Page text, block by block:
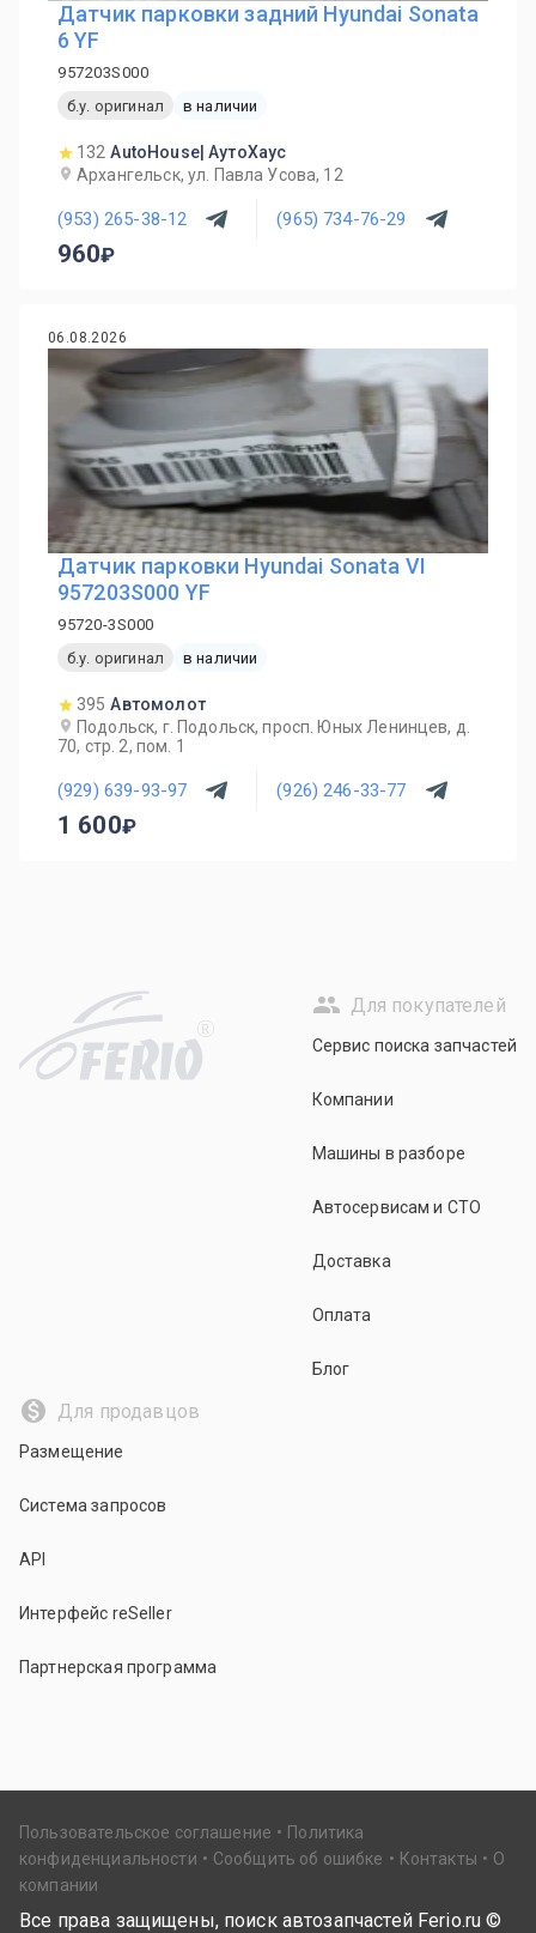
Датчик парковки задний Hyundai Sonata
6 YF
957203S000
б.у. оригинал
в наличии
132 AutoHouse| АутоХаус
Архангельск, ул. Павла Усова, 12
(953) 265-38-12 (965) 734-76-29
960
06.08.2026
Датчик парковки Hyundai Sonata VI
957203S000 YF
95720-3S000
б.у. оригинал
в наличии
395 Автомолот
Подольск, г. Подольск, просп. Юных Ленинцев, д.
70, стр. 2, пом. 1
(929) 639-93-97 (926) 246-33-77
1 600
R
Для покупателей
Сервис поиска запчастей
Компании
Машины в разборе
Автосервисам и СТО
Доставка
Оплата
Блог
Для продавцов
Размещение
Система запросов
API
Интерфейс reSeller
Партнерская программа
Пользовательское соглашение
Политика
конфиденциальности
Сообщить об ошибке Контакты
О
компании
Все права защищены, поиск автозапчастей Ferio.ru ©